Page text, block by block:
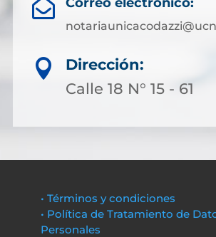


Dirección:
Calle 18 N° 15 - 61
• Términos y condiciones
• Política de Tratamiento de
Personales